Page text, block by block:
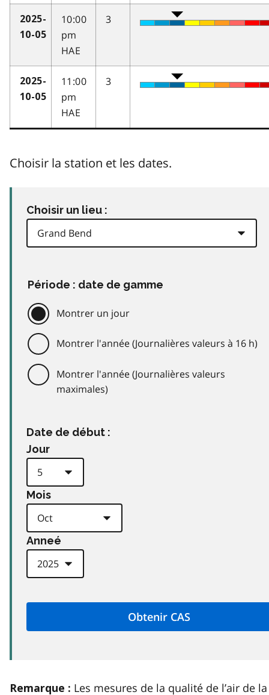
2025-
10-05
10:00
pm
HAE
3
2025-
10-05
11:00
pm
HAE
3
Choisir la station et les dates.
Choisir un lieu :
Période : date de gamme
Montrer un jour
Montrer l'année (Journalières valeurs à 16 h)
Montrer l'année (Journalières valeurs
maximales)
Date de début :
Jour
Mois
Anneé
Remarque : Les mesures de la qualité de l’air de la